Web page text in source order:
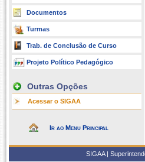
Documentos
Turmas
Trab. de Conclusão de Curso
Projeto Político Pedagógico
Outras Opções
Acessar o SIGAA
Ir ao Menu Principal
SIGAA |